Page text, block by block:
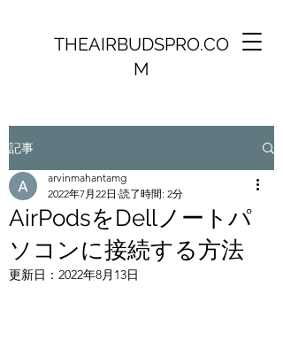
THEAIRBUDSPRO.CO
M
記事
AirPodsをDellノートパ
ソコンに接続する方法
arvinmahantamg
2022年7月22日 読了時間: 2分
更新日： 2022年8月13日